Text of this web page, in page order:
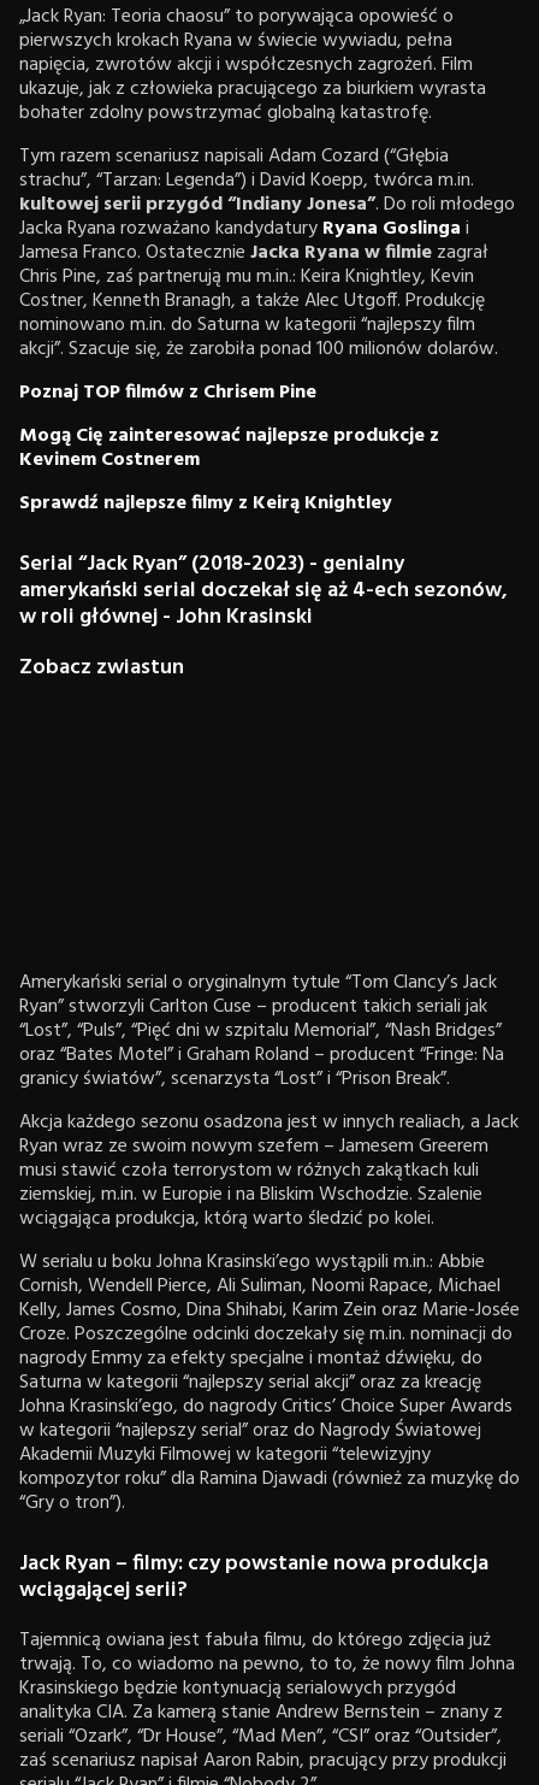
„Jack Ryan: Teoria chaosu” to porywająca opowieść o
pierwszych krokach Ryana w świecie wywiadu, pełna
napięcia, zwrotów akcji i współczesnych zagrożeń. Film
ukazuje, jak z człowieka pracującego za biurkiem wyrasta
bohater zdolny powstrzymać globalną katastrofę.
Tym razem scenariusz napisali Adam Cozard (“Głębia
strachu”, “Tarzan: Legenda”) i David Koepp, twórca m.in.
kultowej serii przygód “Indiany Jonesa”. Do roli młodego
Jacka Ryana rozważano kandydaturyRyana Goslingai
Jamesa Franco. OstatecznieJacka Ryana w filmiezagrał
Chris Pine, zaś partnerują mu m.in.: Keira Knightley, Kevin
Costner, Kenneth Branagh, a także Alec Utgoff. Produkcję
nominowano m.in. do Saturna w kategorii “najlepszy film
akcji”. Szacuje się, że zarobiła ponad 100 milionów dolarów.
Poznaj TOP filmów z Chrisem Pine
Mogą Cię zainteresować najlepsze produkcje z
Kevinem Costnerem
Sprawdź najlepsze filmy z Keirą Knightley
Serial “Jack Ryan” (2018-2023) - genialny
amerykański serial doczekał się aż 4-ech sezonów,
w roli głównej - John Krasinski
Zobacz zwiastun
Amerykański serial o oryginalnym tytule “Tom Clancy’s Jack
Ryan” stworzyli Carlton Cuse – producent takich seriali jak
“Lost”, “Puls”, “Pięć dni w szpitalu Memorial”, “Nash Bridges”
oraz “Bates Motel” i Graham Roland – producent “Fringe: Na
granicy światów”, scenarzysta “Lost” i “Prison Break”.
Akcja każdego sezonu osadzona jest w innych realiach, a Jack
Ryan wraz ze swoim nowym szefem – Jamesem Greerem
musi stawić czoła terrorystom w różnych zakątkach kuli
ziemskiej, m.in. w Europie i na Bliskim Wschodzie. Szalenie
wciągająca produkcja, którą warto śledzić po kolei.
W serialu u boku Johna Krasinski’ego wystąpili m.in.: Abbie
Cornish, Wendell Pierce, Ali Suliman, Noomi Rapace, Michael
Kelly, James Cosmo, Dina Shihabi, Karim Zein oraz Marie-Josée
Croze. Poszczególne odcinki doczekały się m.in. nominacji do
nagrody Emmy za efekty specjalne i montaż dźwięku, do
Saturna w kategorii “najlepszy serial akcji” oraz za kreację
Johna Krasinski’ego, do nagrody Critics’ Choice Super Awards
w kategorii “najlepszy serial” oraz do Nagrody Światowej
Akademii Muzyki Filmowej w kategorii “telewizyjny
kompozytor roku” dla Ramina Djawadi (również za muzykę do
“Gry o tron”).
Jack Ryan – filmy: czy powstanie nowa produkcja
wciągającej serii?
Tajemnicą owiana jest fabuła filmu, do którego zdjęcia już
trwają. To, co wiadomo na pewno, to to, że nowy film Johna
Krasinskiego będzie kontynuacją serialowych przygód
analityka CIA. Za kamerą stanie Andrew Bernstein – znany z
seriali “Ozark”, “Dr House”, “Mad Men”, “CSI” oraz “Outsider”,
zaś scenariusz napisał Aaron Rabin, pracujący przy produkcji